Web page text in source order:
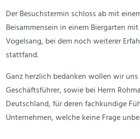
Der Besuchstermin schloss ab mit
Beisammensein in einem Biergarten
Vogelsang, bei dem noch weiterer
stattfand.
Ganz herzlich bedanken wollen wir
Geschäftsführer, sowie bei Herrn
Deutschland, für deren fachkundige
Unternehmen, welche keine Frage